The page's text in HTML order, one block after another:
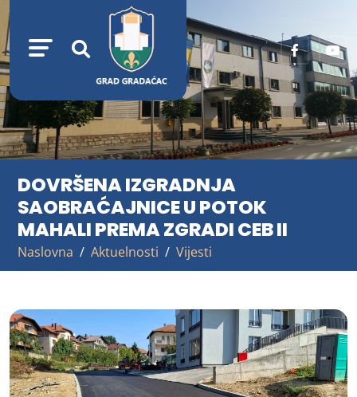
DOVRŠENA IZGRADNJA
SAOBRAĆAJNICE U POTOK
MAHALI PREMA ZGRADI CEB II
Naslovna Aktuelnosti Vijesti